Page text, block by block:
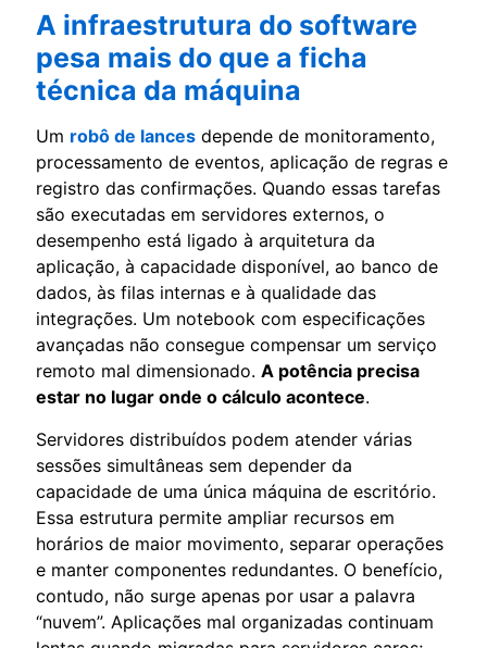
A infraestrutura do software
pesa mais do que a ficha
técnica da máquina
Um robô de lances depende de monitoramento,
processamento de eventos, aplicação de regras e
registro das confirmações. Quando essas tarefas
são executadas em servidores externos, o
desempenho está ligado à arquitetura da
aplicação, à capacidade disponível, ao banco de
dados, às filas internas e à qualidade das
integrações. Um notebook com especificações
avançadas não consegue compensar um serviço
remoto mal dimensionado. A potência precisa
estar no lugar onde o cálculo acontece.
Servidores distribuídos podem atender várias
sessões simultâneas sem depender da
capacidade de uma única máquina de escritório.
Essa estrutura permite ampliar recursos em
horários de maior movimento, separar operações
e manter componentes redundantes. O benefício,
contudo, não surge apenas por usar a palavra
“nuvem”. Aplicações mal organizadas continuam